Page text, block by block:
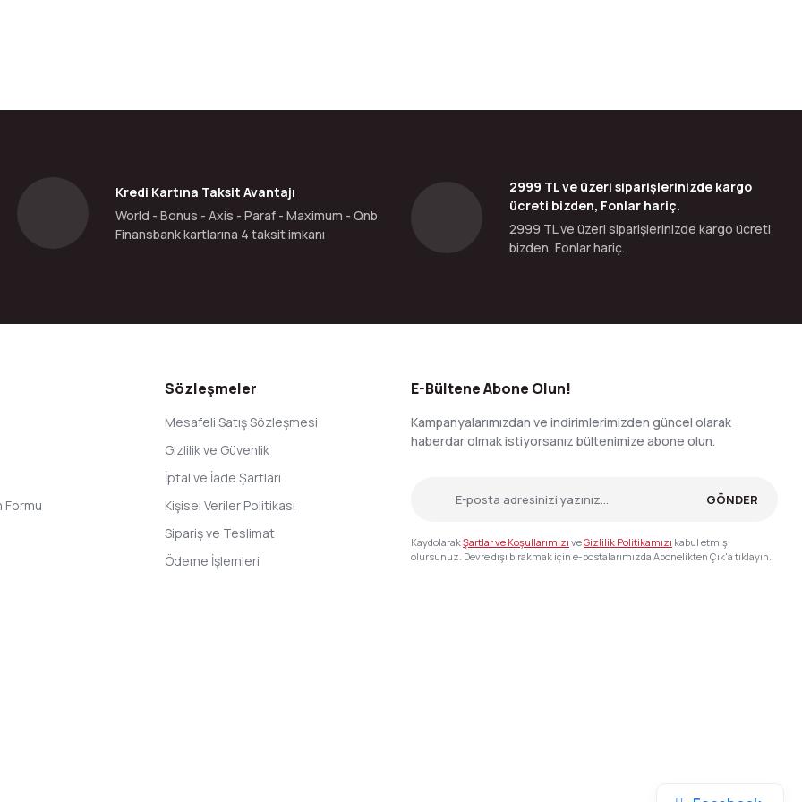
Yorum Yaz
gördüğünüz noktaları öneri formunu kullanarak tarafımıza iletebilirsiniz.
Kredi Kartına Taksit Avantajı
World - Bonus - Axis - Paraf - Maximum - Qnb
Finansbank kartlarına 4 taksit imkanı
2999 TL ve üzeri siparişlerinizde kargo
ücreti bizden, Fonlar hariç.
2999 TL ve üzeri siparişlerinizde kargo ücreti
bizden, Fonlar hariç.
Formu
Sözleşmeler
Mesafeli Satış Sözleşmesi
Gizlilik ve Güvenlik
İptal ve İade Şartları
Kişisel Veriler Politikası
Sipariş ve Teslimat
Ödeme İşlemleri
E-Bültene Abone Olun!
Kampanyalarımızdan ve indirimlerimizden güncel olarak
haberdar olmak istiyorsanız bültenimize abone olun.
GÖNDER
KaydolarakŞartlar ve Koşullarımızı veGizlilik Politikamızı kabul etmiş
olursunuz. Devre dışı bırakmak için e-postalarımızda Abonelikten Çık'a tıklayın.